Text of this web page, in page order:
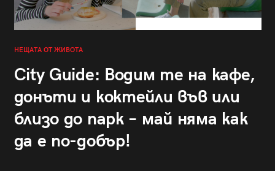
НЕЩАТА ОТ ЖИВОТА
City Guide: Водим те на кафе,
донъти и коктейли във или
близо до парк – май няма как
да е по-добър!